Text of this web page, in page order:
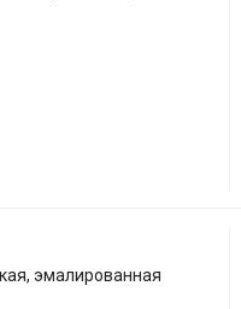
эмалированная